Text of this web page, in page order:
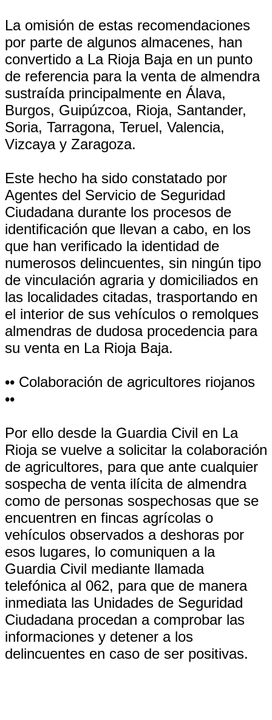
La omisión de estas recomendaciones
por parte de algunos almacenes, han
convertido a La Rioja Baja en un punto
de referencia para la venta de almendra
sustraída principalmente en Álava,
Burgos, Guipúzcoa, Rioja, Santander,
Soria, Tarragona, Teruel, Valencia,
Vizcaya y Zaragoza.
Este hecho ha sido constatado por
Agentes del Servicio de Seguridad
Ciudadana durante los procesos de
identificación que llevan a cabo, en los
que han verificado la identidad de
numerosos delincuentes, sin ningún tipo
de vinculación agraria y domiciliados en
las localidades citadas, trasportando en
el interior de sus vehículos o remolques
almendras de dudosa procedencia para
su venta en La Rioja Baja.
•• Colaboración de agricultores riojanos
••
Por ello desde la Guardia Civil en La
Rioja se vuelve a solicitar la colaboración
de agricultores, para que ante cualquier
sospecha de venta ilícita de almendra
como de personas sospechosas que se
encuentren en fincas agrícolas o
vehículos observados a deshoras por
esos lugares, lo comuniquen a la
Guardia Civil mediante llamada
telefónica al 062, para que de manera
inmediata las Unidades de Seguridad
Ciudadana procedan a comprobar las
informaciones y detener a los
delincuentes en caso de ser positivas.